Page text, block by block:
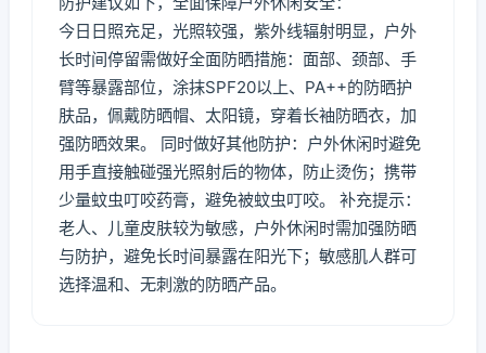
今日日照充足，光照较强，紫外线辐射明显，户外
长时间停留需做好全面防晒措施：面部、颈部、手
臂等暴露部位，涂抹SPF20以上、PA++的防晒护
肤品，佩戴防晒帽、太阳镜，穿着长袖防晒衣，加
强防晒效果。 同时做好其他防护：户外休闲时避免
用手直接触碰强光照射后的物体，防止烫伤；携带
少量蚊虫叮咬药膏，避免被蚊虫叮咬。 补充提示：
老人、儿童皮肤较为敏感，户外休闲时需加强防晒
与防护，避免长时间暴露在阳光下；敏感肌人群可
选择温和、无刺激的防晒产品。